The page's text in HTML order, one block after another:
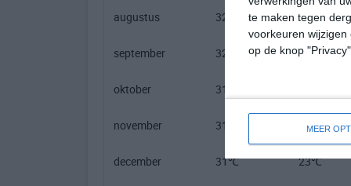
te maken tegen
voorkeuren
op de knop
MEER
augustus 32℃ 25℃
september 32℃ 25℃
oktober 31℃
november 31℃ 24℃
december 31℃ 23℃